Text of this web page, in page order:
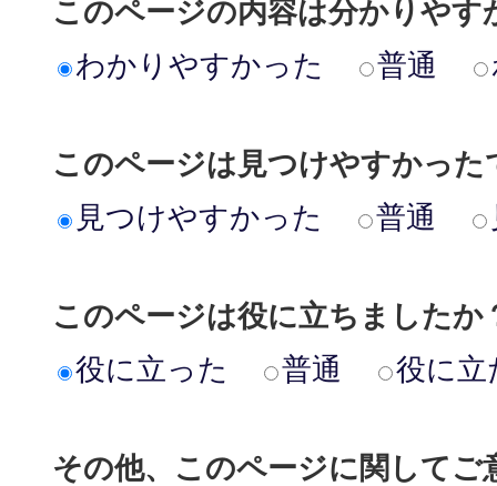
このページの内容は分かりやす
わかりやすかった
普通
このページは見つけやすかった
見つけやすかった
普通
このページは役に立ちましたか
役に立った
普通 役に立
その他、このページに関してご